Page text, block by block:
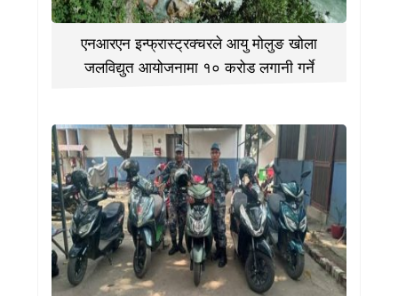
एनआरएन इन्फ्रास्ट्रक्चरले आयु मोलुङ खोला
जलविद्युत आयोजनामा १० करोड लगानी गर्ने